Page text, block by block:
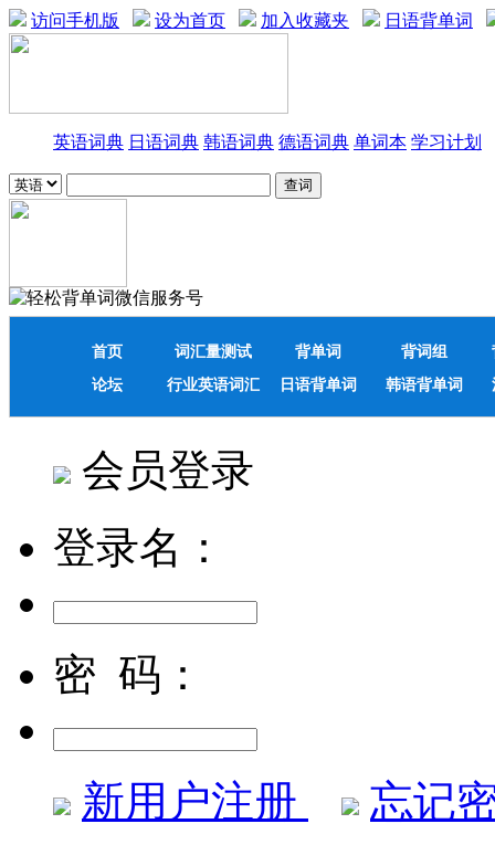
访问手机版 设为首页 加入收藏夹 日语背单词
英语词典 日语词典 韩语词典 德语词典 单词本 学习计划
首页 词汇量测试 背单词 背词组
论坛
行业英语词汇 日语背单词 韩语背单词
会员登录
登录名：
密 码：
新用户注册 忘记